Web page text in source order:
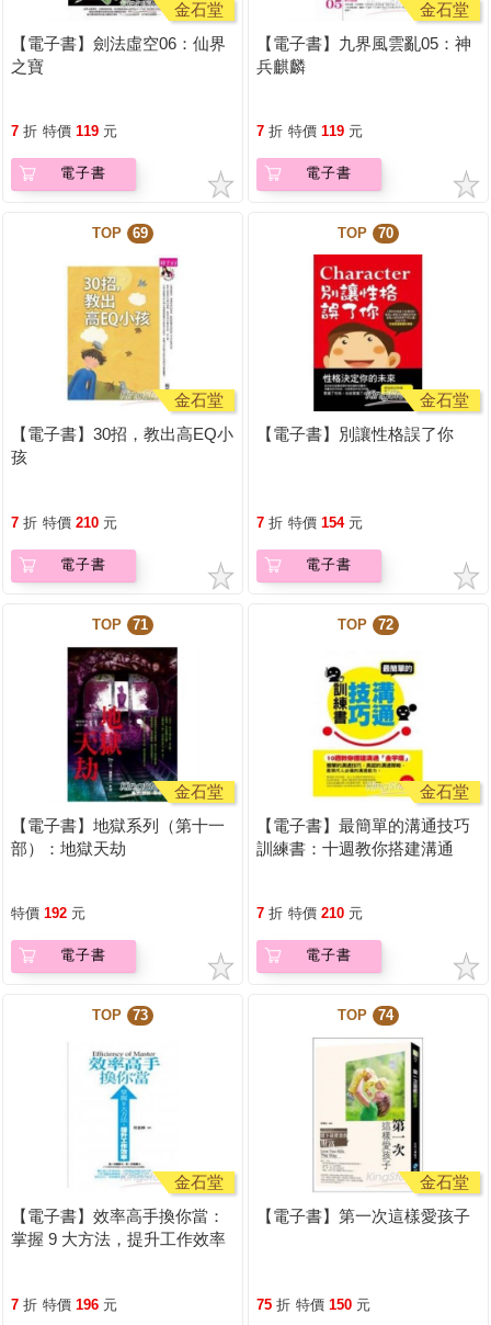
金石堂
【電子書】劍法虛空06：仙界
之寶
7 折 特價 119 元
電子書
金石堂
【電子書】九界風雲亂05：神
兵麒麟
7 折 特價 119 元
電子書
TOP 69
金石堂
【電子書】30招，教出高EQ小
孩
7 折 特價 210 元
電子書
TOP 70
金石堂
【電子書】別讓性格誤了你
7 折 特價 154 元
電子書
TOP 71
金石堂
【電子書】地獄系列（第十一
部）：地獄天劫
特價 192 元
電子書
TOP 72
金石堂
【電子書】最簡單的溝通技巧
訓練書：十週教你搭建溝通
7 折 特價 210 元
電子書
TOP 73
金石堂
【電子書】效率高手換你當：
掌握 9 大方法，提升工作效率
7 折 特價 196 元
TOP 74
金石堂
【電子書】第一次這樣愛孩子
75 折 特價 150 元